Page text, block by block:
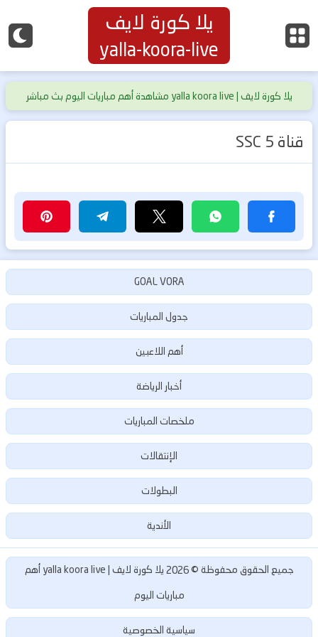
يلا كورة لايف
yalla-koora-live
يلا كورة لايف | yalla koora live مشاهدة أهم مباريات اليوم بث مباشر
حصري بدون تقطيع
قناة SSC 5
GOAL VORA
جدول المباريات
أهم اللاعبين
أخبار الرياضة
ملخصات المباريات
الإنتقالات
البطولات
الأندية
جميع الحقوق محفوظة ©2026
يلا كورة لايف | yalla koora live أهم
مباريات اليوم
سياسية الخصوصية